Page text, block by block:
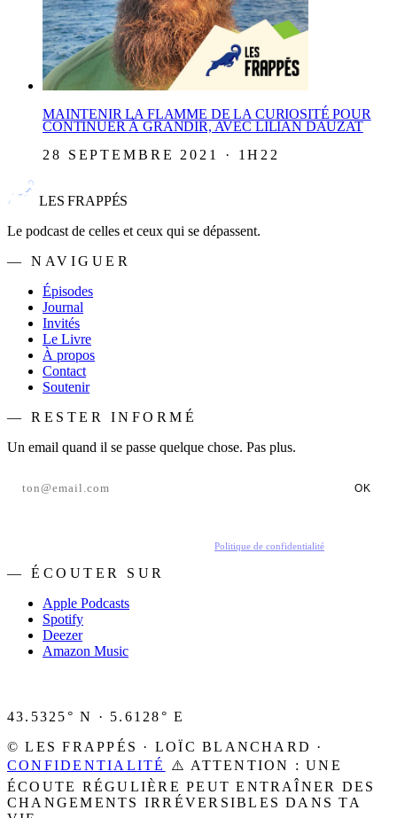
MAINTENIR LA FLAMME DE LA CURIOSITÉ POUR
CONTINUER À GRANDIR, AVEC LILIAN DAUZAT
28 SEPTEMBRE 2021 · 1H22
LES FRAPPÉS
Le podcast de celles et ceux qui se dépassent.
— NAVIGUER
Épisodes
Journal
Invités
Le Livre
À propos
Contact
Soutenir
— RESTER INFORMÉ
Un email quand il se passe quelque chose. Pas plus.
OK
Politique de confidentialité
— ÉCOUTER SUR
Apple Podcasts
Spotify
Deezer
Amazon Music
43.5325° N · 5.6128° E
© LES FRAPPÉS · LOÏC BLANCHARD ·
CONFIDENTIALITÉ
⚠️ ATTENTION : UNE
ÉCOUTE RÉGULIÈRE PEUT ENTRAÎNER DES
CHANGEMENTS IRRÉVERSIBLES DANS TA